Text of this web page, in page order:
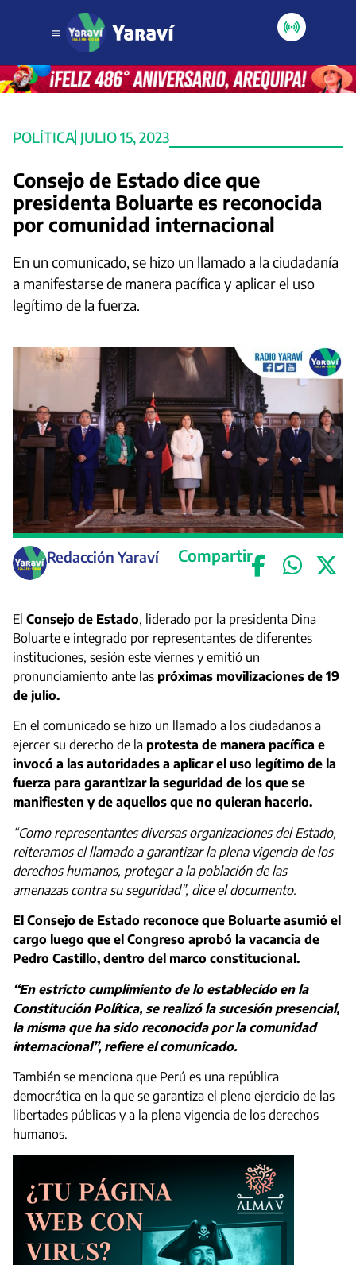
POLÍTICA JULIO 15, 2023
Consejo de Estado dice que
presidenta Boluarte es reconocida
por comunidad internacional
En un comunicado, se hizo un llamado a la ciudadanía
a manifestarse de manera pacífica y aplicar el uso
legítimo de la fuerza.
Redacción Yaraví Compartir
El Consejo de Estado, liderado por la presidenta Dina
Boluarte e integrado por representantes de diferentes
instituciones, sesión este viernes y emitió un
pronunciamiento ante las próximas movilizaciones de 19
de julio.
En el comunicado se hizo un llamado a los ciudadanos a
ejercer su derecho de la protesta de manera pacífica e
invocó a las autoridades a aplicar el uso legítimo de la
fuerza para garantizar la seguridad de los que se
manifiesten y de aquellos que no quieran hacerlo.
“Como representantes diversas organizaciones del Estado,
reiteramos el llamado a garantizar la plena vigencia de los
derechos humanos, proteger a la población de las
amenazas contra su seguridad”, dice el documento.
El Consejo de Estado reconoce que Boluarte asumió el
cargo luego que el Congreso aprobó la vacancia de
Pedro Castillo, dentro del marco constitucional.
“En estricto cumplimiento de lo establecido en la
Constitución Política, se realizó la sucesión presencial,
la misma que ha sido reconocida por la comunidad
internacional”, refiere el comunicado.
También se menciona que Perú es una república
democrática en la que se garantiza el pleno ejercicio de las
libertades públicas y a la plena vigencia de los derechos
humanos.